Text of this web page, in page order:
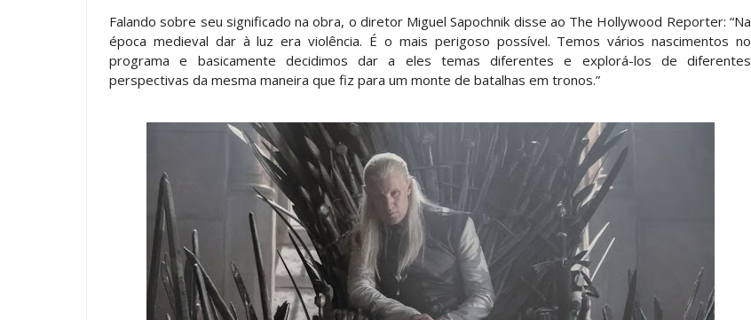
Falando sobre seu significado na obra, o diretor Miguel Sapochnik disse ao The Hollywood Reporter: “Na
época medieval dar à luz era violência. É o mais perigoso possível. Temos vários nascimentos no
programa e basicamente decidimos dar a eles temas diferentes e explorá-los de diferentes
perspectivas da mesma maneira que fiz para um monte de batalhas em tronos.”